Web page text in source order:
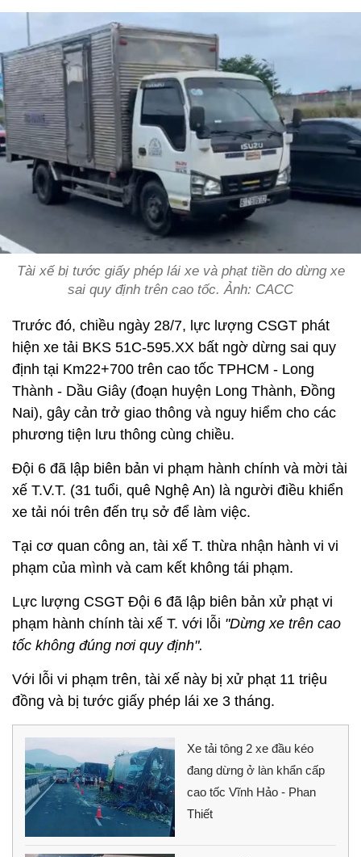
Tài xế bị tước giấy phép lái xe và phạt tiền do dừng xe
sai quy định trên cao tốc. Ảnh: CACC
Trước đó, chiều ngày 28/7, lực lượng CSGT phát
hiện xe tải BKS 51C-595.XX bất ngờ dừng sai quy
định tại Km22+700 trên cao tốc TPHCM - Long
Thành - Dầu Giây (đoạn huyện Long Thành, Đồng
Nai), gây cản trở giao thông và nguy hiểm cho các
phương tiện lưu thông cùng chiều.
Đội 6 đã lập biên bản vi phạm hành chính và mời tài
xế T.V.T. (31 tuổi, quê Nghệ An) là người điều khiển
xe tải nói trên đến trụ sở để làm việc.
Tại cơ quan công an, tài xế T. thừa nhận hành vi vi
phạm của mình và cam kết không tái phạm.
Lực lượng CSGT Đội 6 đã lập biên bản xử phạt vi
phạm hành chính tài xế T. với lỗi "Dừng xe trên cao
tốc không đúng nơi quy định".
Với lỗi vi phạm trên, tài xế này bị xử phạt 11 triệu
đồng và bị tước giấy phép lái xe 3 tháng.
Xe tải tông 2 xe đầu kéo
đang dừng ở làn khẩn cấp
cao tốc Vĩnh Hảo - Phan
Thiết